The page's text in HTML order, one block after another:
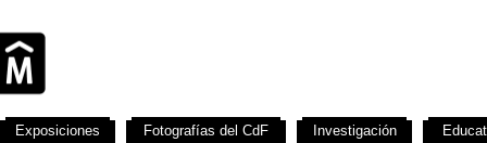
Exposiciones Fotografías del CdF Investigación